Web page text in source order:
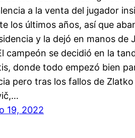
a la venta del jugador
los últimos años, así que
y la dejó en manos de
campeón se decidió en la
donde todo empezó bien
pero tras los fallos de Zlatko
19, 2022